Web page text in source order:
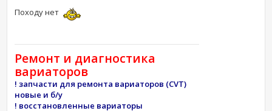
Походу нет
Ремонт и диагностика
вариаторов
! запчасти для ремонта вариаторов (CVT)
новые и б/у
! восстановленные вариаторы